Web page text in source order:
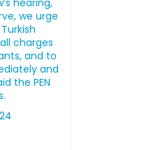
hearing,
we urge
charges
and to
and
the PEN